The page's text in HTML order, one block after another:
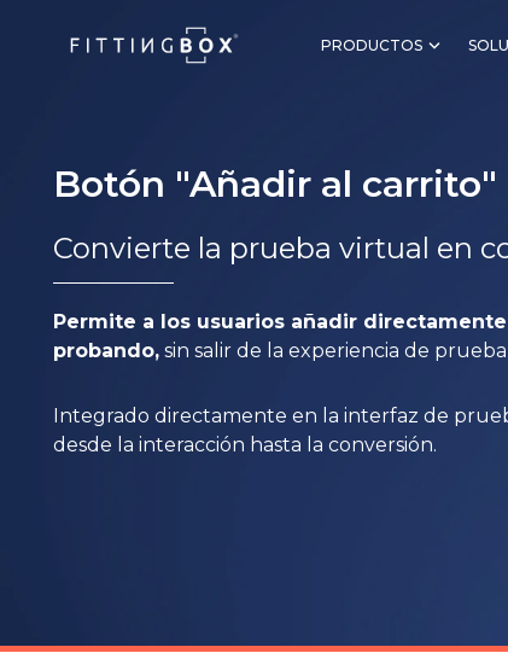
PRODUCTOS
Botón "Añadir al carrito"
Convierte la prueba virtual en
Permite a los usuarios añadir
probando, sin salir de la experiencia de
Integrado directamente en la interfaz de
desde la interacción hasta la conversión.